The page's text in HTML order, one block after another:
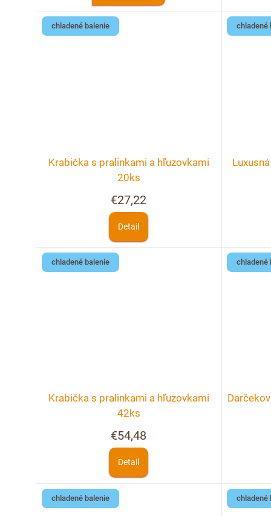
chladené balenie
Krabička s pralinkami a hľuzovkami
20ks
€27,22
Detail
chladené
chladené balenie
Krabička s pralinkami a hľuzovkami
42ks
€54,48
Detail
chladené
chladené balenie chladené